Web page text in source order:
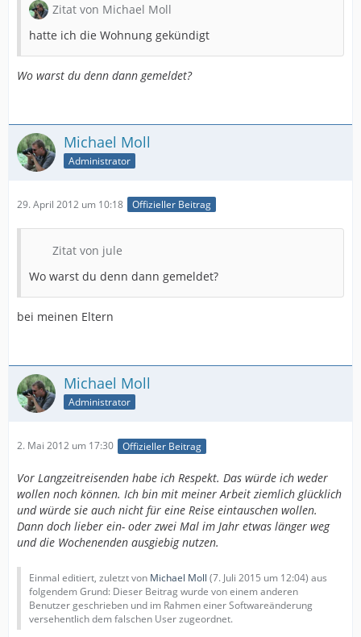
Zitat von Michael Moll
hatte ich die Wohnung gekündigt
Wo warst du denn dann gemeldet?
Michael Moll
Administrator
29. April 2012 um 10:18 Offizieller Beitrag
Zitat von jule
Wo warst du denn dann gemeldet?
bei meinen Eltern
Michael Moll
Administrator
2. Mai 2012 um 17:30 Offizieller Beitrag
Vor Langzeitreisenden habe ich Respekt. Das würde ich weder
wollen noch können. Ich bin mit meiner Arbeit ziemlich glücklich
und würde sie auch nicht für eine Reise eintauschen wollen.
Dann doch lieber ein- oder zwei Mal im Jahr etwas länger weg
und die Wochenenden ausgiebig nutzen.
Einmal editiert, zuletzt von Michael Moll (7. Juli 2015 um 12:04) aus
folgendem Grund: Dieser Beitrag wurde von einem anderen
Benutzer geschrieben und im Rahmen einer Softwareänderung
versehentlich dem falschen User zugeordnet.